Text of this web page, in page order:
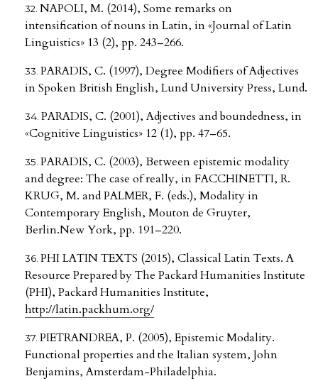
NAPOLI, M. (2014), Some remarks on
intensification of nouns in Latin, in «Journal of Latin
Linguistics» 13 (2), pp. 243–266.
PARADIS, C. (1997), Degree Modifiers of Adjectives
in Spoken British English, Lund University Press, Lund.
PARADIS, C. (2001), Adjectives and boundedness, in
«Cognitive Linguistics» 12 (1), pp. 47–65.
PARADIS, C. (2003), Between epistemic modality
and degree: The case of really, in FACCHINETTI, R.
KRUG, M. and PALMER, F. (eds.), Modality in
Contemporary English, Mouton de Gruyter,
Berlin.New York, pp. 191–220.
PHI LATIN TEXTS (2015), Classical Latin Texts. A
Resource Prepared by The Packard Humanities Institute
(PHI), Packard Humanities Institute,
http://latin.packhum.org/
PIETRANDREA, P. (2005), Epistemic Modality.
Functional properties and the Italian system, John
Benjamins, Amsterdam-Philadelphia.